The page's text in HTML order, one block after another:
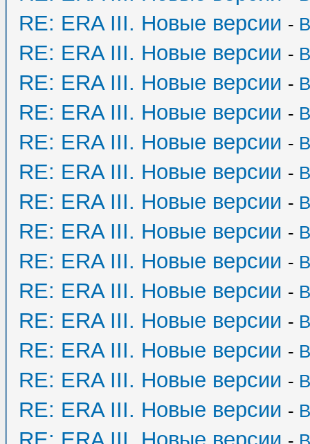
RE: ERA III. Новые версии -
RE: ERA III. Новые версии -
RE: ERA III. Новые версии -
RE: ERA III. Новые версии -
RE: ERA III. Новые версии -
RE: ERA III. Новые версии -
RE: ERA III. Новые версии -
RE: ERA III. Новые версии -
RE: ERA III. Новые версии -
RE: ERA III. Новые версии -
RE: ERA III. Новые версии -
RE: ERA III. Новые версии -
RE: ERA III. Новые версии -
RE: ERA III. Новые версии -